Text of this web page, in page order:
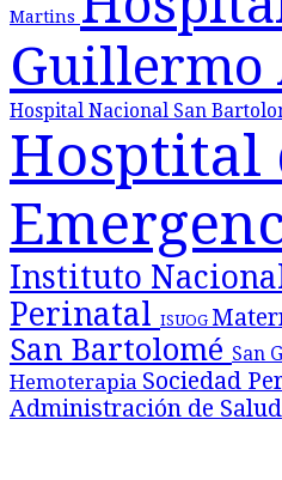
Martins
Guillermo
Hospital Nacional San
Hosptital
Instituto
Perinatal ISUOG
San Bartolomé San
Hemoterapia Sociedad
Administración de Salud